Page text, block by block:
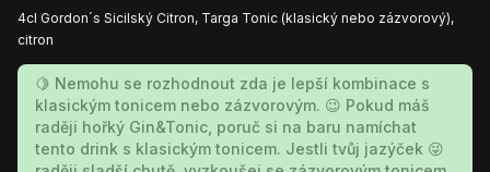
4cl Gordon´s Sicilský Citron, Targa Tonic (klasický nebo zázvorový),
citron
🍋 Nemohu se rozhodnout zda je lepší kombinace s
klasickým tonicem nebo zázvorovým. 😉 Pokud máš
raději hořký Gin&Tonic, poruč si na baru namíchat
tento drink s klasickým tonicem. Jestli tvůj jazýček 😜